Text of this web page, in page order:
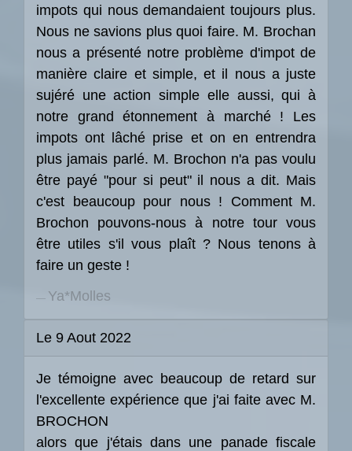
impots qui nous demandaient toujours plus.
Nous ne savions plus quoi faire. M. Brochan
nous a présenté notre problème d'impot de
manière claire et simple, et il nous a juste
sujéré une action simple elle aussi, qui à
notre grand étonnement à marché ! Les
impots ont lâché prise et on en entrendra
plus jamais parlé. M. Brochon n'a pas voulu
être payé "pour si peut" il nous a dit. Mais
c'est beaucoup pour nous ! Comment M.
Brochon pouvons-nous à notre tour vous
être utiles s'il vous plaît ? Nous tenons à
faire un geste !
Ya*Molles
Le 9 Aout 2022
Je témoigne avec beaucoup de retard sur
l'excellente expérience que j'ai faite avec M.
BROCHON
alors que j'étais dans une panade fiscale